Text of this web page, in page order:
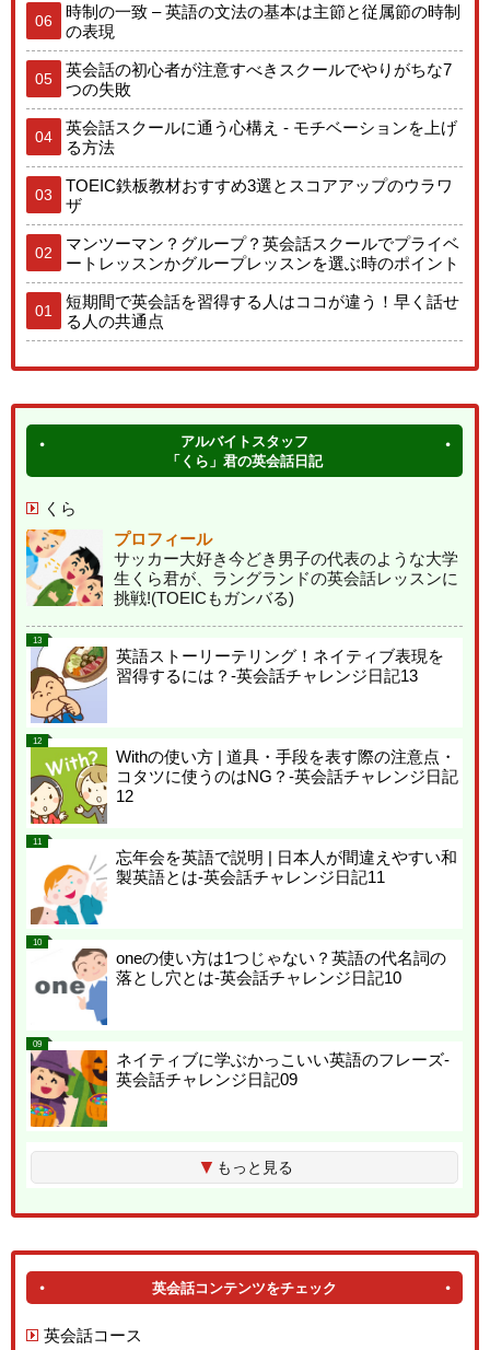
06
時制の一致 – 英語の文法の基本は主節と従属節の時制
の表現
05
英会話の初心者が注意すべきスクールでやりがちな7
つの失敗
04
英会話スクールに通う心構え - モチベーションを上げ
る方法
03
TOEIC鉄板教材おすすめ3選とスコアアップのウラワ
ザ
02
マンツーマン？グループ？英会話スクールでプライベ
ートレッスンかグループレッスンを選ぶ時のポイント
01
短期間で英会話を習得する人はココが違う！早く話せ
る人の共通点
アルバイトスタッフ
「くら」君の英会話日記
くら
プロフィール
サッカー大好き今どき男子の代表のような大学
生くら君が、ラングランドの英会話レッスンに
挑戦!(TOEICもガンバる)
13
英語ストーリーテリング！ネイティブ表現を
習得するには？-英会話チャレンジ日記13
12
Withの使い方 | 道具・手段を表す際の注意点・
コタツに使うのはNG？-英会話チャレンジ日記
12
11
忘年会を英語で説明 | 日本人が間違えやすい和
製英語とは-英会話チャレンジ日記11
10
oneの使い方は1つじゃない？英語の代名詞の
落とし穴とは-英会話チャレンジ日記10
09
ネイティブに学ぶかっこいい英語のフレーズ-
英会話チャレンジ日記09
▼ もっと見る
英会話コンテンツをチェック
英会話コース